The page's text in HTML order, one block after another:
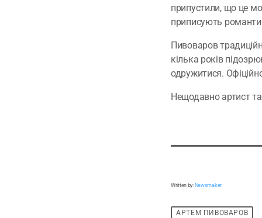
припустили, що це
приписують
Пивоваров
кілька років
одружитися.
Нещодавно артист
Written by: Newsmaker
АРТЕМ ПИВОВАРОВ